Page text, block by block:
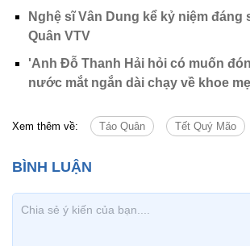
Nghệ sĩ Vân Dung kể kỷ niệm đáng
Quân VTV
'Anh Đỗ Thanh Hải hỏi có muốn
nước mắt ngắn dài chạy về khoe
Xem thêm về: Táo Quân Tết Quý Mão